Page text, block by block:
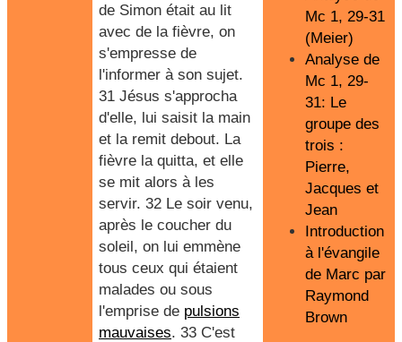
de Simon était au lit
avec de la fièvre, on
s'empresse de
l'informer à son sujet.
31 Jésus s'approcha
d'elle, lui saisit la main
et la remit debout. La
fièvre la quitta, et elle
se mit alors à les
servir. 32 Le soir venu,
après le coucher du
soleil, on lui emmène
tous ceux qui étaient
malades ou sous
l'emprise de pulsions
mauvaises. 33 C'est
Mc 1, 29-31
(Meier)
Analyse de
Mc 1, 29-
31: Le
groupe des
trois :
Pierre,
Jacques et
Jean
Introduction
à l'évangile
de Marc par
Raymond
Brown